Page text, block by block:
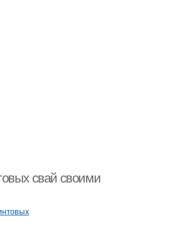
свай своими